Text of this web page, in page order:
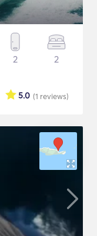
2 2
(1 reviews)
5.0